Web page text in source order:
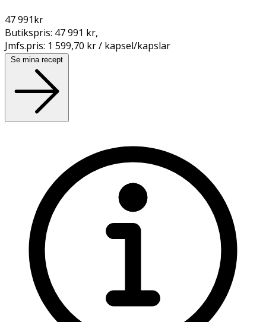
47 991kr
Butikspris: 47 991 kr,
Jmfs.pris: 1 599,70 kr / kapsel/kapslar
Se mina recept